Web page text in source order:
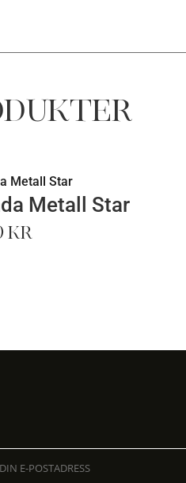
Metall Star
kr